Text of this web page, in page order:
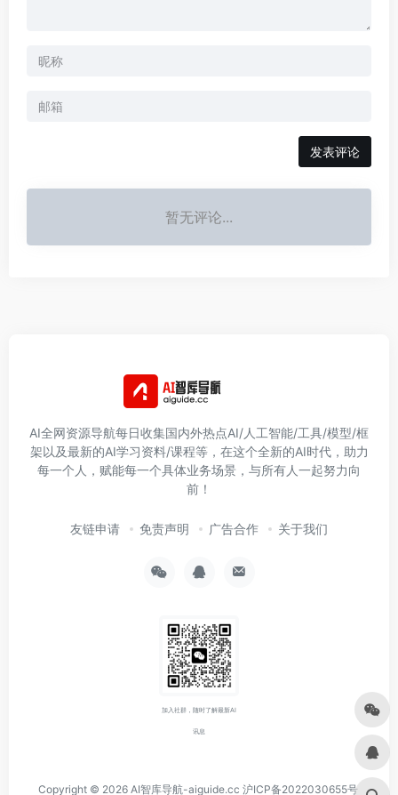
发表评论
暂无评论...
AI全网资源导航每日收集国内外热点AI/人工智能/工具/模型/框
架以及最新的AI学习资料/课程等，在这个全新的AI时代，助力
每一个人，赋能每一个具体业务场景，与所有人一起努力向
前！
友链申请 免责声明 广告合作 关于我们
加入社群，随时了解最新AI
讯息
Copyright © 2026 AI智库导航-aiguide.cc 沪ICP备2022030655号